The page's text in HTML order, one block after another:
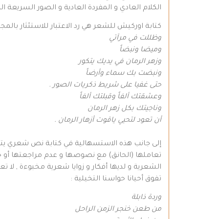
الكلام العادي و المفردة العادية و الصور السريعة
كتابة اوركيش للشعر هي رد الاعتبار للاستئثار
وظللت في مرآتي
وميضا ونبضاً
وزهر الرمان في يديك يتكور
ونبضت بك سماء وأرضاً
حتى غفيا على شريط ذكريات الصور .
وعشقتك ألفاً وقبلتك ألفاً
وناجيتك بكل زهر الرمان
أن تعود لتحيي ياقوت أزهار الرمان .
إلى جانب هذه الاستسهالية في كتابة نص شعري
تعاملها (الحانق) مع نصوصها و عدم مراجعتها أو
الشعرية و لديها أفكار و زوايا شعرية مخبوءة ,
تفوق أحيانا حواسنا التخيلية :
وردة ذابلة
من طعن خنجر الزمن الراحل